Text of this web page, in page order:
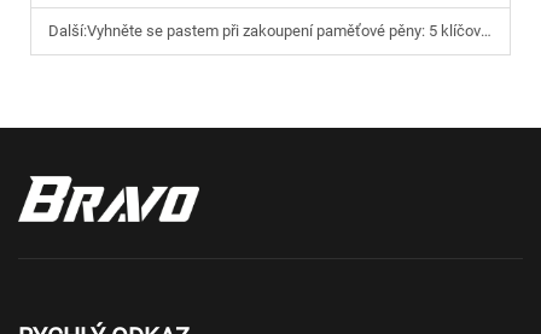
Další:Vyhněte se pastem při zakoupení paměťové pěny: 5 klíčových parametrů, které většinou přehlížejí malí online prodejci